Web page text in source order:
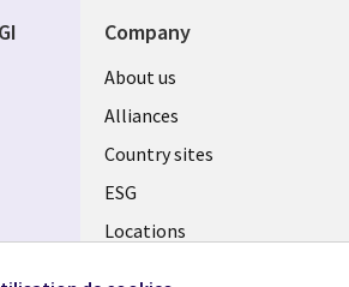
Company
About us
Alliances
Country sites
ESG
Locations